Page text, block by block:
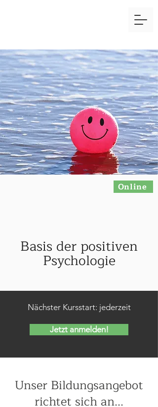
Online
Basis der positiven
Psychologie
Nächster Kursstart: jederzeit
Jetzt anmelden!
Unser Bildungsangebot
richtet sich an...